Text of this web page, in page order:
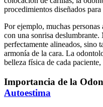
procedimientos diseñados para
Por ejemplo, muchas
con una sonrisa deslumbrante.
perfectamente alineados, sino
armonía de la cara. La
belleza física de cada
Importancia de la
Autoestima